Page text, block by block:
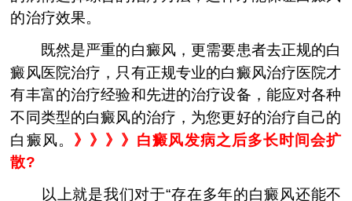
的治疗效果。
既然是严重的白癜风，更需要患者去正规的白
癜风医院治疗，只有正规专业的白癜风治疗医院才
有丰富的治疗经验和先进的治疗设备，能应对各种
不同类型的白癜风的治疗，为您更好的治疗自己的
白癜风。 》》》》白癜风发病之后多长时间会扩
散?
以上就是我们对于“存在多年的白癜风还能不